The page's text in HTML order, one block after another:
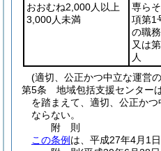
おおむね2,000人以上
3,000人未満
専ら
項第1
の職
又は
人
(適切、公正かつ中立な運営
第5条
地域包括支援センター
を踏まえて、適切、公正か
ならない。
附 則
この条例 は、平成27年4月1